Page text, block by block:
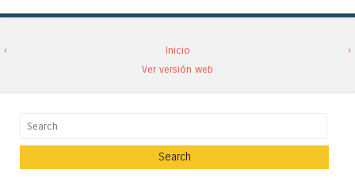
‹ ›
Inicio
Ver versión web
Search